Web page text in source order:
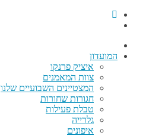
המועדון
איציק פרנקו
צוות המאמנים
המצטיינים השבועיים שלנו
חגורות שחורות
טבלת פעילות
גלרייה
איפונים